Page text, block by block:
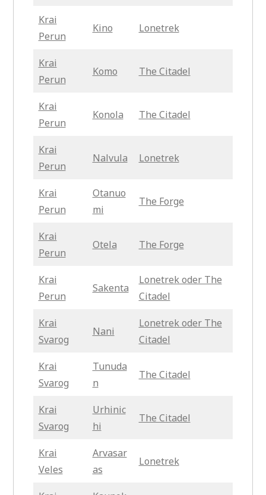
Krai
Perun
Kino Lonetrek
Krai
Perun
Komo The Citadel
Krai
Perun
Konola The Citadel
Krai
Perun
Nalvula Lonetrek
Krai
Perun
Otanuo
mi
The Forge
Krai
Perun
Otela The Forge
Krai
Perun
Sakenta
Lonetrek oder The
Citadel
Krai
Svarog
Nani
Lonetrek oder The
Citadel
Krai
Svarog
Tunuda
n
The Citadel
Krai
Svarog
Urhinic
hi
The Citadel
Krai
Veles
Arvasar
as
Lonetrek